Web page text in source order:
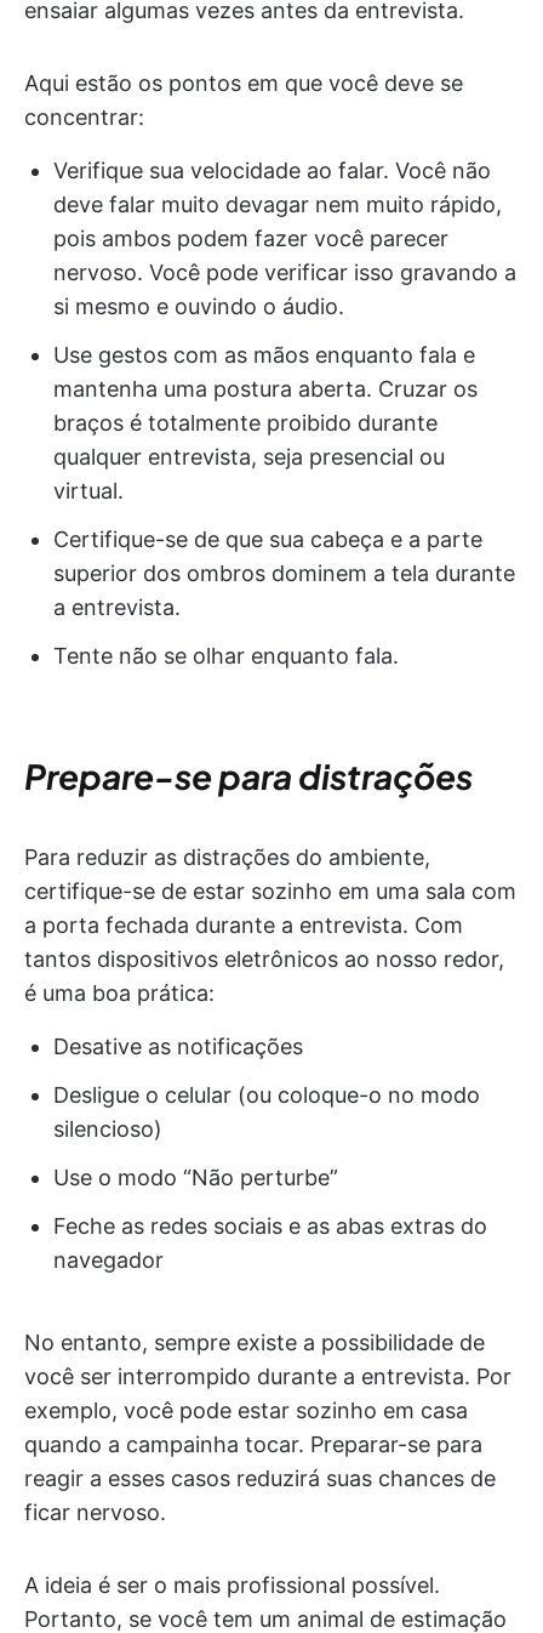
ensaiar algumas vezes antes da entrevista.
Aqui estão os pontos em que você deve se
concentrar:
Verifique sua velocidade ao falar. Você não
deve falar muito devagar nem muito rápido,
pois ambos podem fazer você parecer
nervoso. Você pode verificar isso gravando a
si mesmo e ouvindo o áudio.
Use gestos com as mãos enquanto fala e
mantenha uma postura aberta. Cruzar os
braços é totalmente proibido durante
qualquer entrevista, seja presencial ou
virtual.
Certifique-se de que sua cabeça e a parte
superior dos ombros dominem a tela durante
a entrevista.
Tente não se olhar enquanto fala.
Prepare-se para distrações
Para reduzir as distrações do ambiente,
certifique-se de estar sozinho em uma sala com
a porta fechada durante a entrevista. Com
tantos dispositivos eletrônicos ao nosso redor,
é uma boa prática:
Desative as notificações
Desligue o celular (ou coloque-o no modo
silencioso)
Use o modo “Não perturbe”
Feche as redes sociais e as abas extras do
navegador
No entanto, sempre existe a possibilidade de
você ser interrompido durante a entrevista. Por
exemplo, você pode estar sozinho em casa
quando a campainha tocar. Preparar-se para
reagir a esses casos reduzirá suas chances de
ficar nervoso.
A ideia é ser o mais profissional possível.
Portanto, se você tem um animal de estimação